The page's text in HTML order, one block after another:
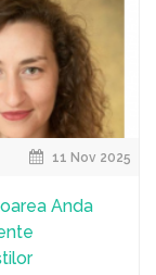
11 Nov 2025
Anda